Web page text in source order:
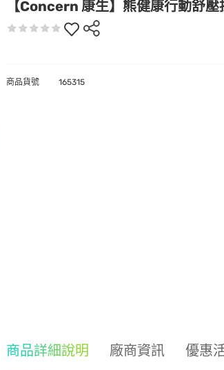
【Concern 康生】熊健康行動舒
商品貨號 165315
商品詳細說明 廠商資訊 優惠